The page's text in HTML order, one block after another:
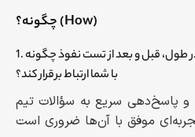
چگونه؟ (How)
1. ارائه‌دهنده‌ی تست نفوذ قبل، در طول، قبل و بعد از تست نفوذ چگونه
با شما ارتباط برقرار کند؟
و پاسخ‌دهی سریع به سؤالات تیم